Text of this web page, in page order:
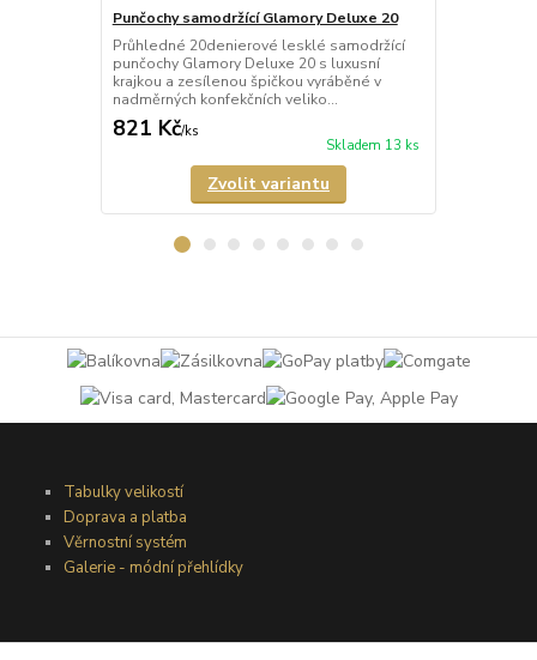
Punčochy samodržící Glamory Deluxe 20
Průhledné 20denierové lesklé samodržící
punčochy Glamory Deluxe 20 s luxusní
krajkou a zesílenou špičkou vyráběné v
nadměrných konfekčních veliko...
821 Kč/ks
Skladem 13 ks
Zvolit variantu
Tabulky velikostí
Doprava a platba
Věrnostní systém
Galerie - módní přehlídky